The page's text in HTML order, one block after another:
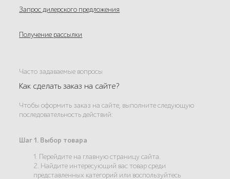
Запрос дилерского предложения
Получение рассылки
Часто задаваемые вопросы
Как сделать заказ на сайте?
Чтобы оформить заказ на сайте, выполните следующую
последовательность действий:
Шаг 1. Выбор товара
1. Перейдите на главную страницу сайта.
2. Найдите интересующий вас товар среди
представленных категорий или воспользуйтесь